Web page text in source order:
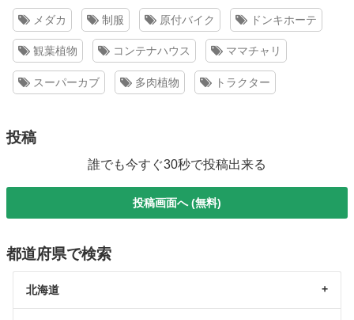
メダカ 制服 原付バイク ドンキホーテ
観葉植物 コンテナハウス ママチャリ
スーパーカブ 多肉植物 トラクター
投稿
誰でも今すぐ30秒で投稿出来る
投稿画面へ (無料)
都道府県で検索
北海道